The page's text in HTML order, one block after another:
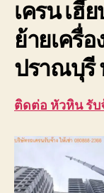
เครน เฮี๊
ย้ายเครื่อ
ปราณบุรี
ติดต่อ หัวหิน รับ